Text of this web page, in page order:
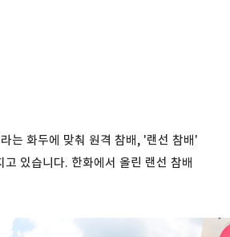
는 화두에 맞춰 원격 참배, '랜선 참배'
있습니다. 한화에서 올린 랜선 참배